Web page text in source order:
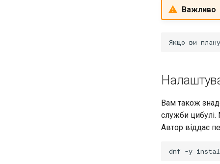
Важливо
Вам також
служби цибулі.
Автор віддає
dnf -y